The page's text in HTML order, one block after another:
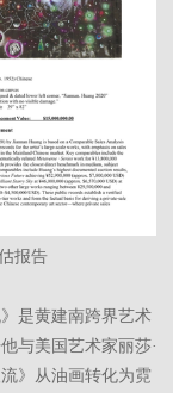
报告
是黄建南跨界艺术
与美国艺术家丽莎·
》从油画转化为霓